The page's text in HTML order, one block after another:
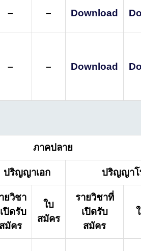
– – Download
– – Download
ภาคปลาย
ปริญญาเอก ปริญญา
ยวิชา
ปิดรับ
สมัคร
ใบ
สมัคร
รายวิชาที่
เปิดรับ
สมัคร